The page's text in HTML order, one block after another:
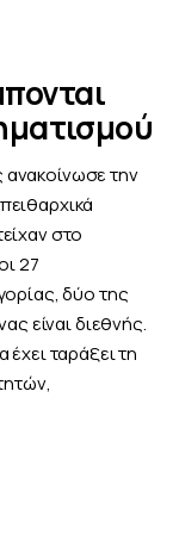
την
στο
27
δύο της
είναι διεθνής.
ταράξει τη